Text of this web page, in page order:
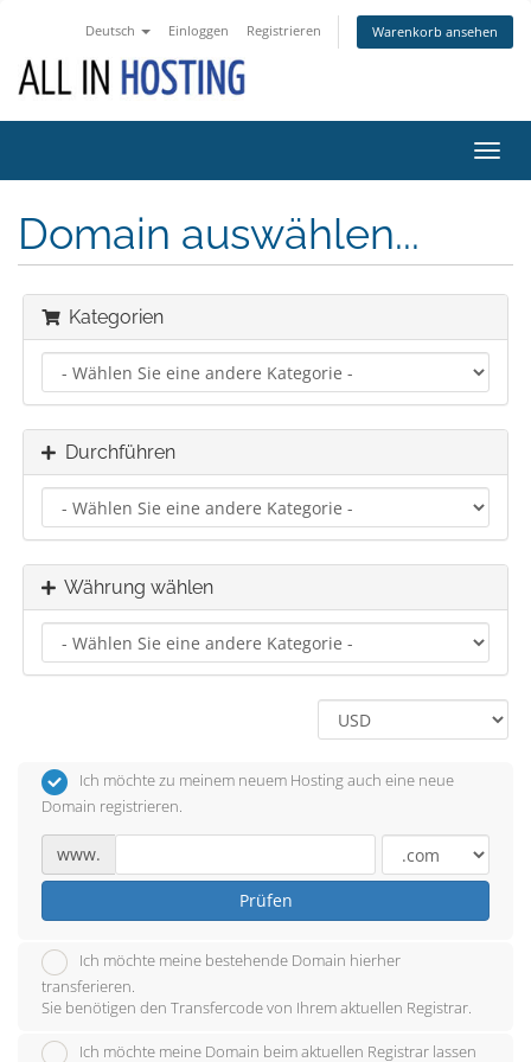
Deutsch Einloggen Registrieren Warenkorb ansehen
ein-/
Domain auswählen...
Kategorien
Durchführen
Währung wählen
Ich möchte zu meinem neuem Hosting auch eine neue
Domain registrieren.
www.
Prüfen
Ich möchte meine bestehende Domain hierher
transferieren.
Sie benötigen den Transfercode von Ihrem aktuellen Registrar.
Ich möchte meine Domain beim aktuellen Registrar lassen